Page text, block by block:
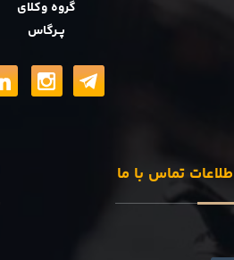
گروه وکلای
پــرگاس
تماس با ما